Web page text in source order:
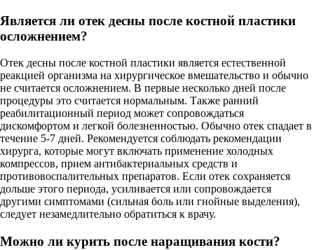
Является ли отек десны после костной пластики
осложнением?
Отек десны после костной пластики является естественной
реакцией организма на хирургическое вмешательство и обычно
не считается осложнением. В первые несколько дней после
процедуры это считается нормальным. Также ранний
реабилитационный период может сопровождаться
дискомфортом и легкой болезненностью. Обычно отек спадает в
течение 5-7 дней. Рекомендуется соблюдать рекомендации
хирурга, которые могут включать применение холодных
компрессов, прием антибактериальных средств и
противовоспалительных препаратов. Если отек сохраняется
дольше этого периода, усиливается или сопровождается
другими симптомами (сильная боль или гнойные выделения),
следует незамедлительно обратиться к врачу.
Можно ли курить после наращивания кости?